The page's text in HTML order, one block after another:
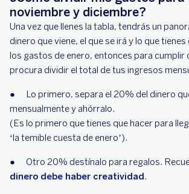
noviembre y diciembre?
Una vez que llenes la tabla, tendrás un
dinero que viene, el que se irá y lo que
los gastos de enero, entonces para cumplir
procura dividir el total de tus ingresos
● Lo primero, separa el 20% del dinero
mensualmente y ahórralo.
(Es lo primero que tienes que hacer para
‘la temible cuesta de enero’).
● Otro 20% destínalo para regalos.
dinero debe haber creatividad.